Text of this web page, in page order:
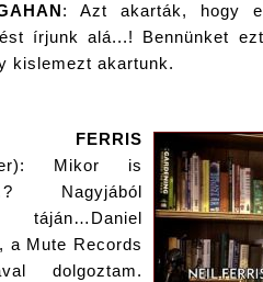
: Azt akarták, hogy
írjunk alá...! Bennünket
kislemezt akartunk.
FERRIS
Mikor is
Nagyjából
a Mute Records
dolgoztam.